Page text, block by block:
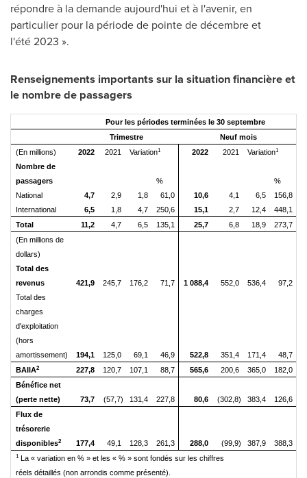
répondre à la demande aujourd'hui et à l'avenir, en
particulier pour la période de pointe de décembre et
l'été 2023 ».
Renseignements importants sur la situation financière et
le nombre de passagers
Pour les périodes terminées le 30 septembre
Trimestre
Neuf mois
(En millions)
2022 2021 Variation1 2022 2021 Variation1
Nombre de
passagers
%
%
National
4,7 2,9 1,8 61,0 10,6 4,1 6,5
156,8
International
6,5 1,8 4,7 250,6 15,1 2,7 12,4
448,1
Total
11,2 4,7 6,5 135,1 25,7 6,8 18,9
273,7
(En millions de
dollars)
Total des
revenus
421,9 245,7 176,2 71,7 1 088,4 552,0 536,4
97,2
Total des
charges
d'exploitation
(hors
amortissement)
194,1 125,0 69,1 46,9 522,8 351,4 171,4
48,7
BAIIA2 227,8 120,7 107,1 88,7 565,6 200,6 365,0
182,0
Bénéfice net
(perte nette)
73,7 (57,7) 131,4 227,8 80,6 (302,8) 383,4
126,6
Flux de
trésorerie
disponibles2 177,4 49,1 128,3 261,3 288,0 (99,9) 387,9 388,3
1La « variation en % » et les « % » sont fondés sur les chiffres
réels détaillés (non arrondis comme présenté).